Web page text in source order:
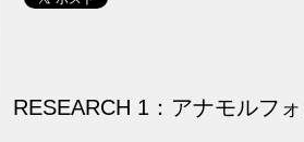
RESEARCH 1：アナモルフ